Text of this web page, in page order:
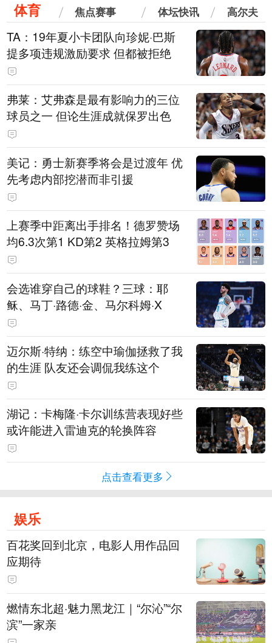
体育 焦点赛事 体坛快讯 高尔夫
TA：19年夏小卡团队向珍妮·巴斯
提多项违规激励要求 但都被拒绝
弗莱：艾弗森是最有影响力的三位
球员之一 但论生涯成就保罗出色
美记：勇士新赛季将会是过渡年 优
先考虑内部挖潜而非引援
上赛季中距离出手排名！德罗赞场
均6.3次第1 KD第2 英格拉姆第3
会选谁穿自己的球鞋？三球：耶
稣、马丁·路德·金、马尔科姆·X
迈尔斯·特纳：练空中瑜伽拯救了我
的生涯 队友还会调侃我练这个
湖记：卡梅隆·卡尔训练营表现好些
或许能进入雷迪克的轮换阵容
点击查看更多
娱乐
百花奖回到北京，电影人用作品回
应期待
燃情东北超·魅力黑龙江｜“尔沁”“尔
滨”一家亲